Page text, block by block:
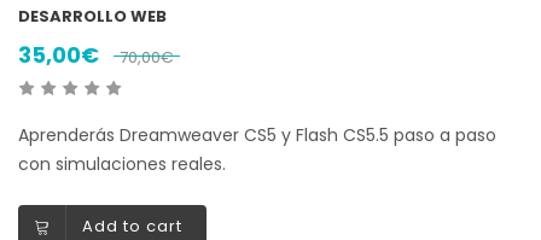
DESARROLLO WEB
35,00€ 70,00€
Aprenderás Dreamweaver CS5 y Flash CS5.5 paso a paso
con simulaciones reales.
Add to cart